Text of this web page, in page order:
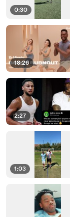
0:30
18:26
2:27
1:03